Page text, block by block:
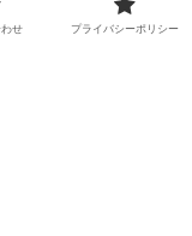
せ プライバシーポリシー